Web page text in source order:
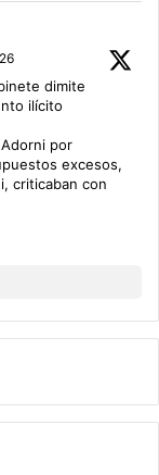
dimite
ilícito
por
excesos,
criticaban con